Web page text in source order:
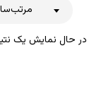
در حال نمایش یک